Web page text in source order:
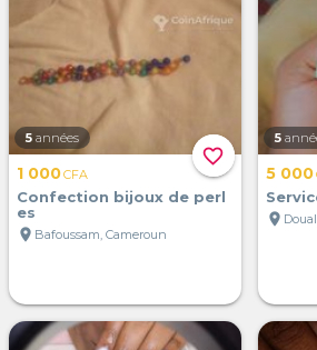
favorite_border
5 années
1 000CFA
Confection bijoux de perl
es
location_on Bafoussam, Cameroun
5
5 000
location_on